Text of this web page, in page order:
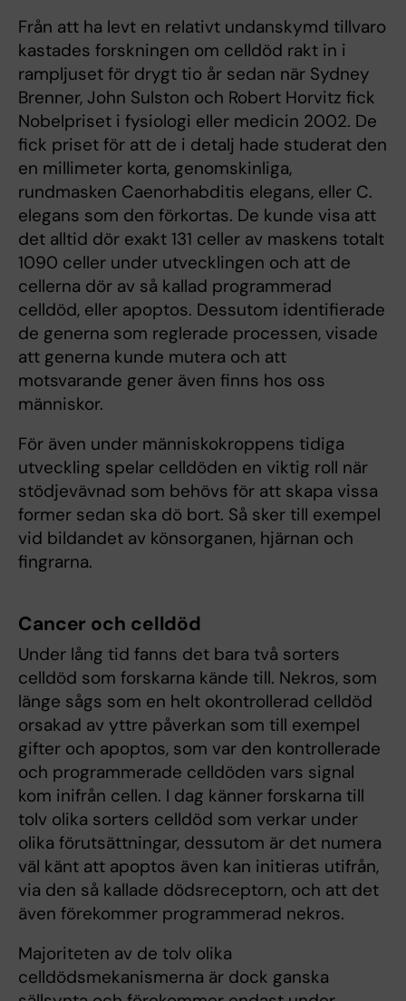
Från att ha levt en relativt undanskymd tillvaro
kastades forskningen om celldöd rakt in i
rampljuset för drygt tio år sedan när Sydney
Brenner, John Sulston och Robert Horvitz fick
Nobelpriset i fysiologi eller medicin 2002. De
fick priset för att de i detalj hade studerat den
en millimeter korta, genomskinliga,
rundmasken Caenorhabditis elegans, eller C.
elegans som den förkortas. De kunde visa att
det alltid dör exakt 131 celler av maskens totalt
1090 celler under utvecklingen och att de
cellerna dör av så kallad programmerad
celldöd, eller apoptos. Dessutom identifierade
de generna som reglerade processen, visade
att generna kunde mutera och att
motsvarande gener även finns hos oss
människor.
För även under människokroppens tidiga
utveckling spelar celldöden en viktig roll när
stödjevävnad som behövs för att skapa vissa
former sedan ska dö bort. Så sker till exempel
vid bildandet av könsorganen, hjärnan och
fingrarna.
Cancer och celldöd
Under lång tid fanns det bara två sorters
celldöd som forskarna kände till. Nekros, som
länge sågs som en helt okontrollerad celldöd
orsakad av yttre påverkan som till exempel
gifter och apoptos, som var den kontrollerade
och programmerade celldöden vars signal
kom inifrån cellen. I dag känner forskarna till
tolv olika sorters celldöd som verkar under
olika förutsättningar, dessutom är det numera
väl känt att apoptos även kan initieras utifrån,
via den så kallade dödsreceptorn, och att det
även förekommer programmerad nekros.
Majoriteten av de tolv olika
celldödsmekanismerna är dock ganska